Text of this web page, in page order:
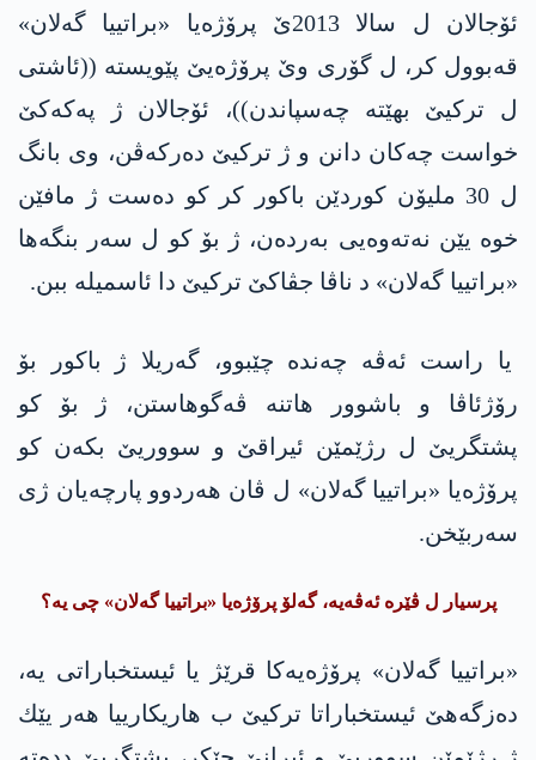
ئۆجالان ل سالا 2013ێ پرۆژه‌یا «براتییا گه‌لان»
قه‌بوول كر، ل گۆری وێ پرۆژه‌یێ پێویسته‌ ((ئاشتی
ل تركیێ بهێتە چەسپاندن))، ئۆجالان ژ په‌كه‌كێ
خوا‌ست چه‌كان دانن و ژ تركیێ ده‌ركه‌ڤن، وی بانگ
ل 30 ملیۆن كوردێن باكور كر كو ده‌ست ژ مافێن
خوه‌ یێن نه‌ته‌وه‌یی به‌ردەن، ژ بۆ كو ل سه‌ر بنگه‌ها
«براتییا گه‌لان» د ناڤا جڤاكێ تركیێ دا‌ ئاسمیله‌ ببن.
یا راست ئه‌ڤە چەندە چێبوو، گه‌ریلا ژ باكور بۆ
رۆژئاڤا و باشوور هاتنە ڤه‌گوهاستن، ژ بۆ كو
پشتگریێ ل ر‌ژێمێن ئیراقێ و سووریێ بكەن كو
پرۆژه‌یا «براتییا گه‌لان» ل ڤان هه‌ردوو پارچه‌یان ژی
سه‌ربێخن.
پرسیار ل ڤێرە ئه‌ڤەیە‌، گه‌لۆ پرۆژه‌یا «براتییا گه‌لان» چی یه؟
‌«براتییا گه‌لان» پرۆژه‌یه‌كا قرێژ یا ئیستخباراتی یه‌،
ده‌زگه‌هێ ئیستخباراتا تركیێ ب هاریکارییا هه‌ر یێك